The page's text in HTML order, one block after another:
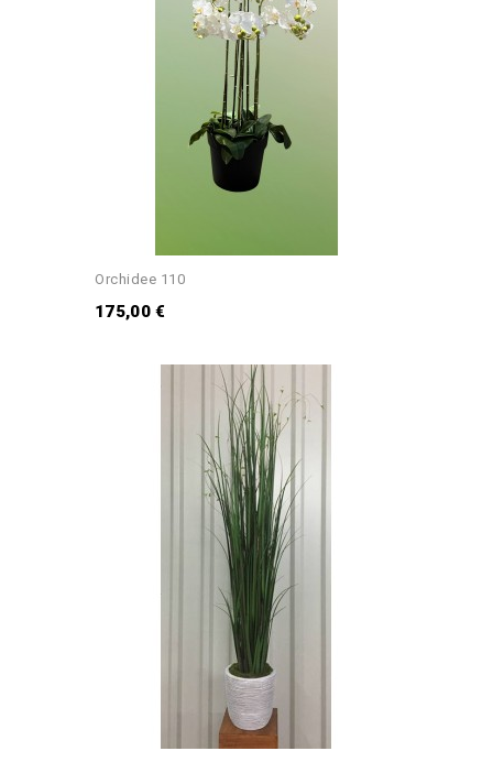
Orchidee 110
175,00 €